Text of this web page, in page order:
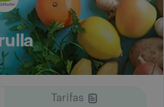
Tarifas